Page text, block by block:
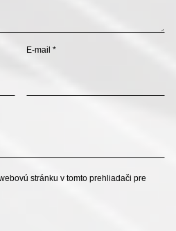
E-mail*
stránku v tomto prehliadači pre